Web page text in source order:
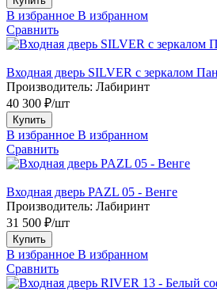
В избранное В избранном
Сравнить
Входная дверь SILVER с зеркалом
Производитель: Лабиринт
40 300 ₽/шт
Купить
В избранное В избранном
Сравнить
Входная дверь PAZL 05 - Венге
Производитель: Лабиринт
31 500 ₽/шт
Купить
В избранное В избранном
Сравнить